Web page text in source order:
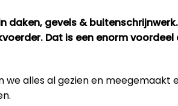
daken, gevels &
Dat is een enorm
alles al gezien en